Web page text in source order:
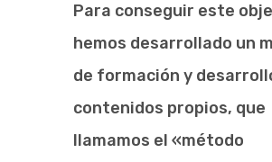
Para conseguir este
hemos desarrollado un
de formación y
contenidos propios, que
llamamos el «método